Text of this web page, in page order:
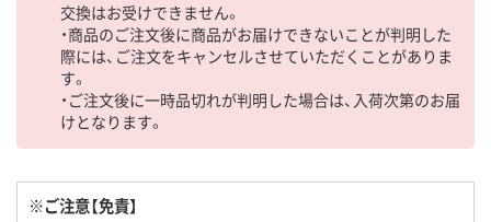
交換はお受けできません。
・商品のご注文後に商品がお届けできないことが判明した
際には、ご注文をキャンセルさせていただくことがありま
す。
・ご注文後に一時品切れが判明した場合は、入荷次第のお届
けとなります。
※ご注意【免責】